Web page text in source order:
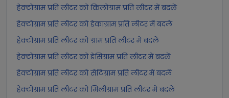
हेक्टोग्राम प्रति लीटर को किलोग्राम प्रति लीटर में बदलें
हेक्टोग्राम प्रति लीटर को डेकाग्राम प्रति लीटर में बदलें
हेक्टोग्राम प्रति लीटर को ग्राम प्रति लीटर में बदलें
हेक्टोग्राम प्रति लीटर को डेसिग्राम प्रति लीटर में बदलें
हेक्टोग्राम प्रति लीटर को सेंटिग्राम प्रति लीटर में बदलें
हेक्टोग्राम प्रति लीटर को मिलीग्राम प्रति लीटर में बदलें